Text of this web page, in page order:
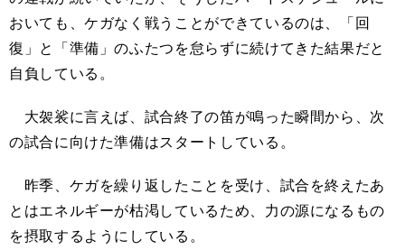
おいても、ケガなく戦うことができているのは、「回
復」と「準備」のふたつを怠らずに続けてきた結果だと
自負している。
大袈裟に言えば、試合終了の笛が鳴った瞬間から、次
の試合に向けた準備はスタートしている。
昨季、ケガを繰り返したことを受け、試合を終えたあ
とはエネルギーが枯渇しているため、力の源になるもの
を摂取するようにしている。